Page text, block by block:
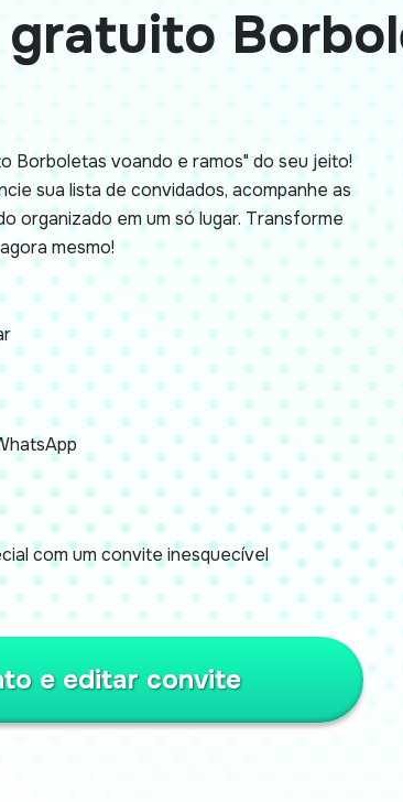
Borboletas voando e ramos" do seu jeito!
sua lista de convidados, acompanhe as
organizado em um só lugar. Transforme
mesmo!
com um convite inesquecível
e editar convite